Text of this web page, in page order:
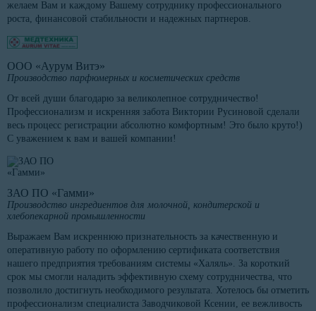
желаем Вам и каждому Вашему сотруднику профессионального
роста, финансовой стабильности и надежных партнеров.
ООО «Аурум Витэ»
Производство парфюмерных и косметических средств
От всей души благодарю за великолепное сотрудничество!
Профессионализм и искренняя забота Виктории Русиновой сделали
весь процесс регистрации абсолютно комфортным! Это было круто!)
С уважением к вам и вашей компании!
ЗАО ПО «Гамми»
Производство ингредиентов для молочной, кондитерской и
хлебопекарной промышленности
Выражаем Вам искреннюю признательность за качественную и
оперативную работу по оформлению сертификата соответствия
нашего предприятия требованиям системы «Халяль». За короткий
срок мы смогли наладить эффективную схему сотрудничества, что
позволило достигнуть необходимого результата. Хотелось бы отметить
профессионализм специалиста Заводчиковой Ксении, ее вежливость